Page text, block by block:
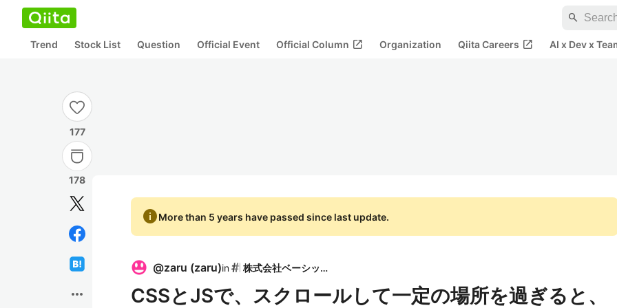
search
Trend Stock List Question Official Event Official Column open_in_new Organization Qiita Careers open_in_new AI x Dev x
177
178
more_horiz
infoMore than 5 years have passed since last update.
@zaru (zaru)in 株式会社ベーシック
CSSとJSで、スクロールして一定の場所を過ぎると、